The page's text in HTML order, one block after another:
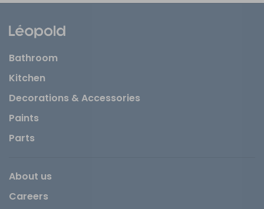
Bathroom
Kitchen
Decorations & Accessories
Paints
Parts
About us
Careers